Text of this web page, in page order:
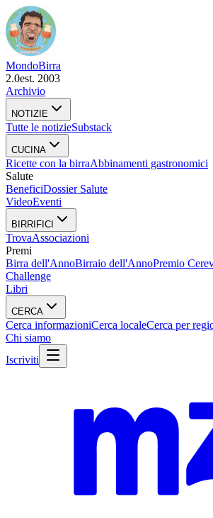
MondoBirra
2.0est. 2003
Archivio
NOTIZIE
Tutte le notizieSubstack
CUCINA
Ricette con la birraAbbinamenti gastronomici
Salute
BeneficiDossier Salute
VideoEventi
BIRRIFICI
TrovaAssociazioni
Premi
Birra dell'AnnoBirraio dell'AnnoPremio
Challenge
Libri
CERCA
Cerca informazioniCerca localeCerca per
Chi siamo
Iscriviti